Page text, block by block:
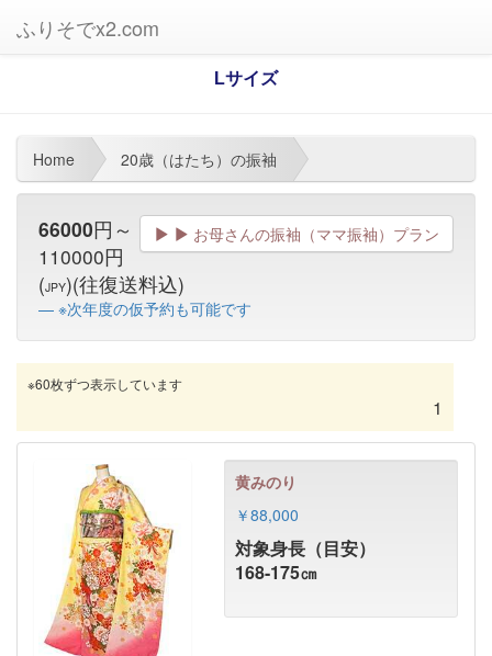
ふりそでx2.com
Lサイズ
Home 20歳（はたち）の振袖
お母さんの振袖（ママ振袖）プラン
66000円～
110000円
(JPY)(往復送料込)
※次年度の仮予約も可能です
※60枚ずつ表示しています
1
黄みのり
￥88,000
対象身長（目安）
168-175㎝